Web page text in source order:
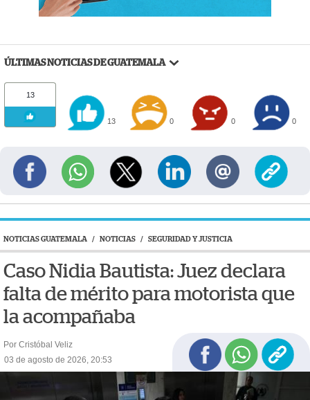
ÚLTIMAS NOTICIAS DE GUATEMALA
13
13 0 0 0
NOTICIAS GUATEMALA / NOTICIAS / SEGURIDAD Y JUSTICIA
Caso Nidia Bautista: Juez declara
falta de mérito para motorista que
la acompañaba
Por Cristóbal Veliz
03 de agosto de 2026, 20:53